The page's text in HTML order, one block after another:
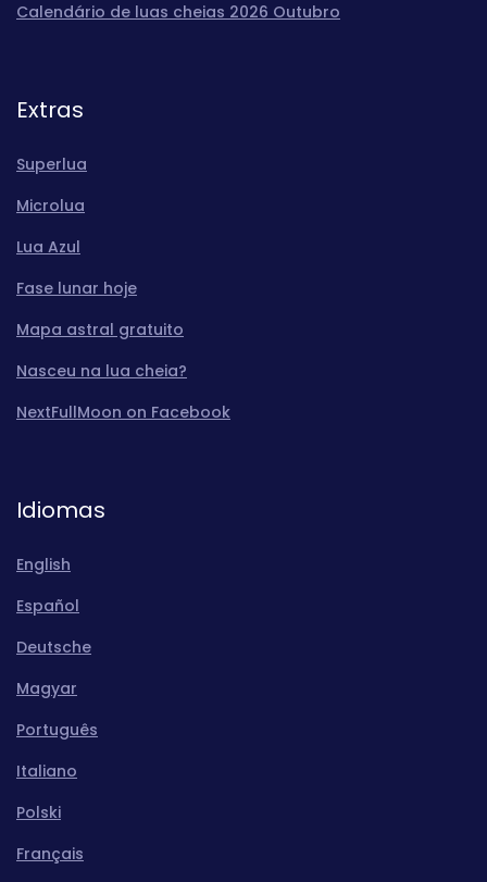
Calendário de luas cheias 2026 Outubro
Extras
Superlua
Microlua
Lua Azul
Fase lunar hoje
Mapa astral gratuito
Nasceu na lua cheia?
NextFullMoon on Facebook
Idiomas
English
Español
Deutsche
Magyar
Português
Italiano
Polski
Français